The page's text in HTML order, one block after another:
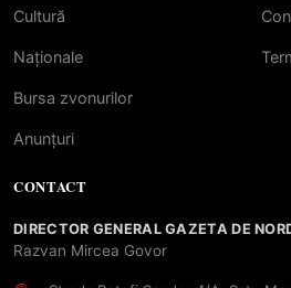
Cultură
Naționale
Bursa zvonurilor
Anunțuri
CONTACT
DIRECTOR GENERAL GAZETA DE
Razvan Mircea Govor